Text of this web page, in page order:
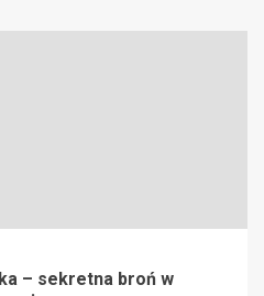
– sekretna broń w